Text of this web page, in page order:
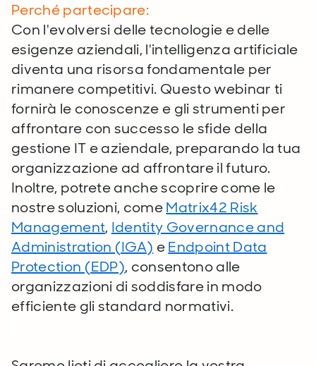
Perché partecipare:
Con l'evolversi delle tecnologie e delle
esigenze aziendali, l'intelligenza artificiale
diventa una risorsa fondamentale per
rimanere competitivi. Questo webinar ti
fornirà le conoscenze e gli strumenti per
affrontare con successo le sfide della
gestione IT e aziendale, preparando la tua
organizzazione ad affrontare il futuro.
Inoltre, potrete anche scoprire come le
nostre soluzioni, comeMatrix42 Risk
Management, Identity Governance and
Administration (IGA) eEndpoint Data
Protection (EDP), consentono alle
organizzazioni di soddisfare in modo
efficiente gli standard normativi.